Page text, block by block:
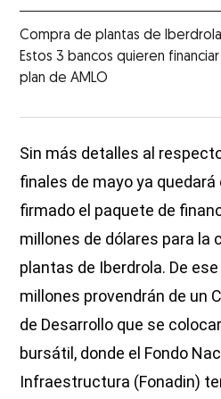
Compra de plantas de
Estos 3 bancos quieren financiar
plan de AMLO
Sin más detalles al
finales de mayo ya
firmado el paquete de
millones de dólares para la
plantas de Iberdrola. De
millones provendrán de un
de Desarrollo que se
bursátil, donde el Fondo
Infraestructura (Fonadin)